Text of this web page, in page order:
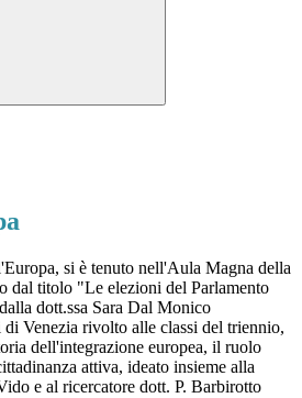
si è tenuto nell'Aula Magna della
dal titolo "Le elezioni del Parlamento
dott.ssa Sara Dal Monico
Venezia rivolto alle classi del triennio,
dell'integrazione europea, il ruolo
attiva, ideato insieme alla
e al ricercatore dott. P. Barbirotto